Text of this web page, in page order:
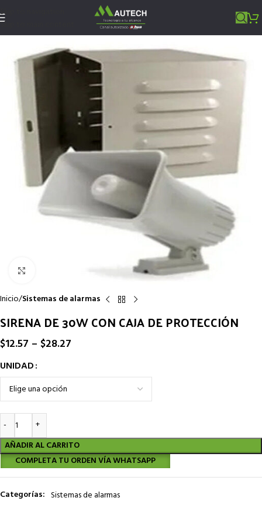
Skip to navigation
Skip to main content
Inicio Sistemas de alarmas
SIRENA DE 30W CON CAJA DE PROTECCIÓN
$12.57 – $28.27
UNIDAD
AÑADIR AL CARRITO
COMPLETA TU ORDEN VÍA WHATSAPP
Sistemas de alarmas